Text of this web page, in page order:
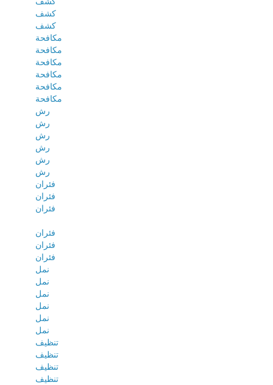
كشف
كشف
مكافحة
مكافحة
مكافحة
مكافحة
مكافحة
مكافحة
رش
رش
رش
رش
رش
رش
فئران
فئران
فئران
فئران
فئران
فئران
نمل
نمل
نمل
نمل
نمل
نمل
تنظيف
تنظيف
تنظيف
تنظيف